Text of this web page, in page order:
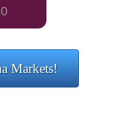
Markets!